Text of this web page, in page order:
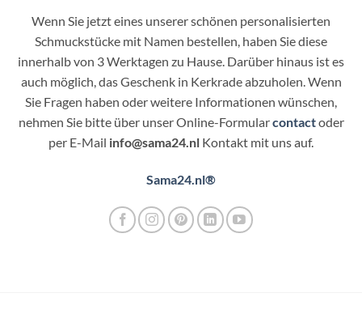
Wenn Sie jetzt eines unserer schönen personalisierten
Schmuckstücke mit Namen bestellen, haben Sie diese
innerhalb von 3 Werktagen zu Hause. Darüber hinaus ist es
auch möglich, das Geschenk in Kerkrade abzuholen. Wenn
Sie Fragen haben oder weitere Informationen wünschen,
nehmen Sie bitte über unser Online-Formularcontactoder
per E-Mail info@sama24.nl Kontakt mit uns auf.
Sama24.nl®